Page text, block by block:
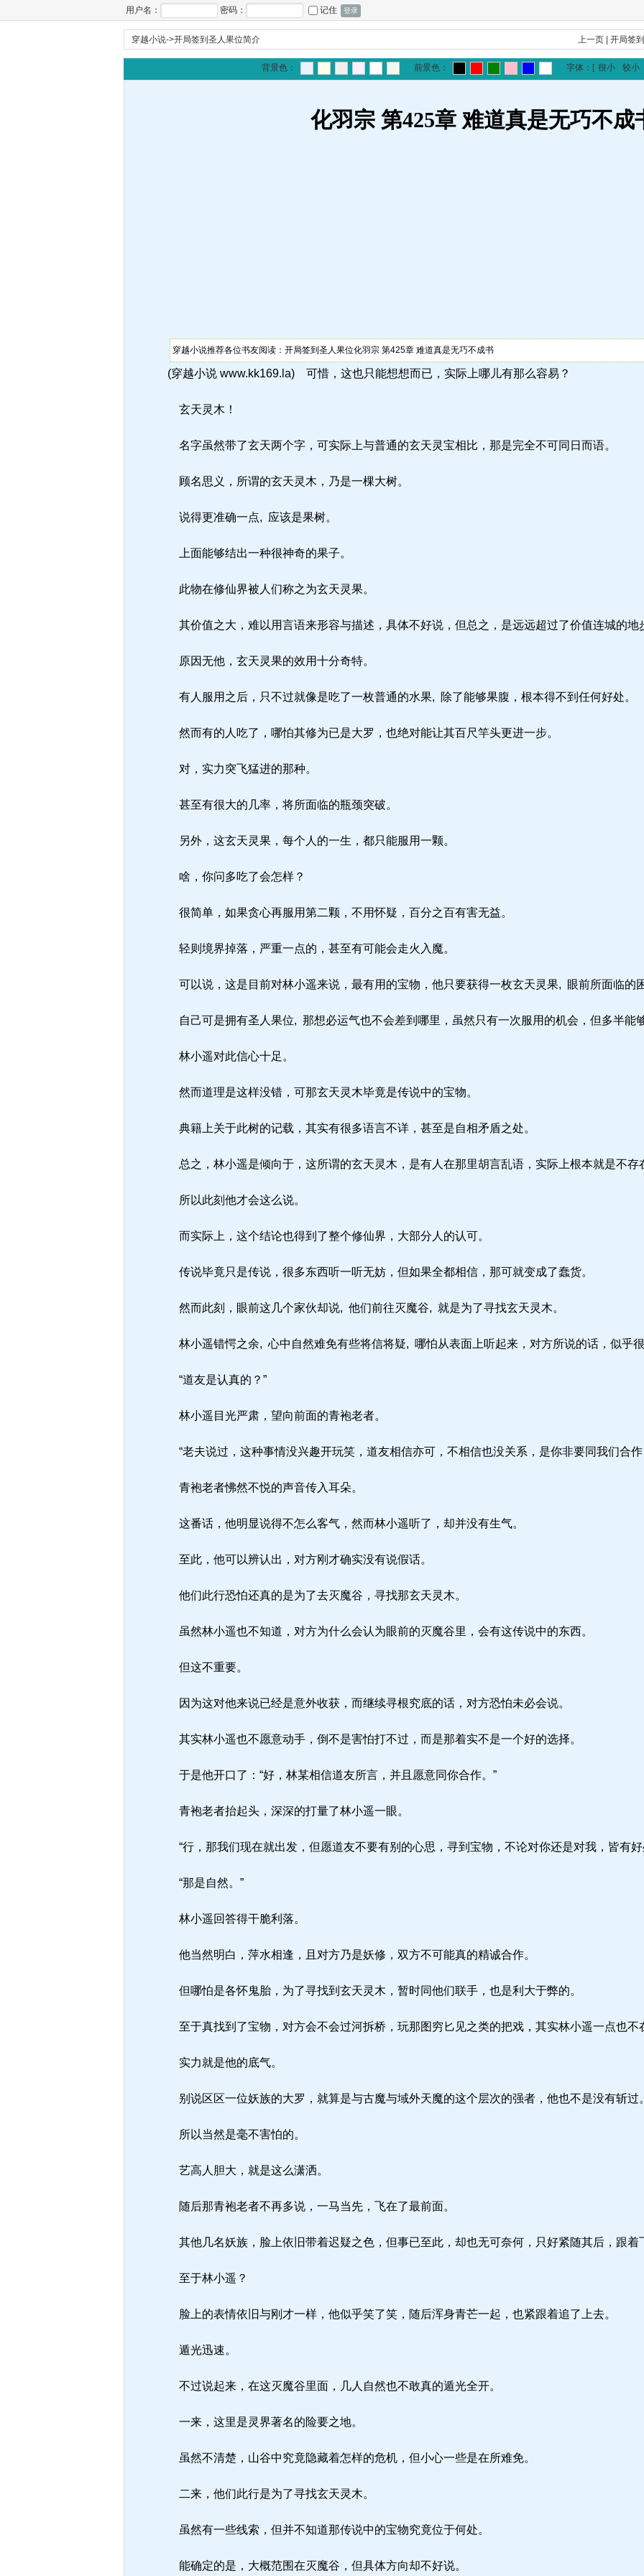
用户名： 密码： 记住
穿越小说->开局签到圣人果位简介 上一页 |开局签
背景色： 前景色： 字体： [ 很小 较小
化羽宗 第425章 难道真是无巧不成
穿越小说推荐各位书友阅读：开局签到圣人果位化羽宗 第425章 难道真是无巧不成书
(穿越小说 www.kk169.la) 可惜，这也只能想想而已，实际上哪儿有那么容易？
玄天灵木！
名字虽然带了玄天两个字，可实际上与普通的玄天灵宝相比，那是完全不可同日而语。
顾名思义，所谓的玄天灵木，乃是一棵大树。
说得更准确一点, 应该是果树。
上面能够结出一种很神奇的果子。
此物在修仙界被人们称之为玄天灵果。
其价值之大，难以用言语来形容与描述，具体不好说，但总之，是远远超过了价值连城的
原因无他，玄天灵果的效用十分奇特。
有人服用之后，只不过就像是吃了一枚普通的水果, 除了能够果腹，根本得不到任何好处。
然而有的人吃了，哪怕其修为已是大罗，也绝对能让其百尺竿头更进一步。
对，实力突飞猛进的那种。
甚至有很大的几率，将所面临的瓶颈突破。
另外，这玄天灵果，每个人的一生，都只能服用一颗。
啥，你问多吃了会怎样？
很简单，如果贪心再服用第二颗，不用怀疑，百分之百有害无益。
轻则境界掉落，严重一点的，甚至有可能会走火入魔。
可以说，这是目前对林小遥来说，最有用的宝物，他只要获得一枚玄天灵果, 眼前所面临的
自己可是拥有圣人果位, 那想必运气也不会差到哪里，虽然只有一次服用的机会，但多半
林小遥对此信心十足。
然而道理是这样没错，可那玄天灵木毕竟是传说中的宝物。
典籍上关于此树的记载，其实有很多语言不详，甚至是自相矛盾之处。
总之，林小遥是倾向于，这所谓的玄天灵木，是有人在那里胡言乱语，实际上根本就是不存
所以此刻他才会这么说。
而实际上，这个结论也得到了整个修仙界，大部分人的认可。
传说毕竟只是传说，很多东西听一听无妨，但如果全都相信，那可就变成了蠢货。
然而此刻，眼前这几个家伙却说, 他们前往灭魔谷, 就是为了寻找玄天灵木。
林小遥错愕之余, 心中自然难免有些将信将疑, 哪怕从表面上听起来，对方所说的话，似乎
“道友是认真的？”
林小遥目光严肃，望向前面的青袍老者。
“老夫说过，这种事情没兴趣开玩笑，道友相信亦可，不相信也没关系，是你非要同我们合
青袍老者怫然不悦的声音传入耳朵。
这番话，他明显说得不怎么客气，然而林小遥听了，却并没有生气。
至此，他可以辨认出，对方刚才确实没有说假话。
他们此行恐怕还真的是为了去灭魔谷，寻找那玄天灵木。
虽然林小遥也不知道，对方为什么会认为眼前的灭魔谷里，会有这传说中的东西。
但这不重要。
因为这对他来说已经是意外收获，而继续寻根究底的话，对方恐怕未必会说。
其实林小遥也不愿意动手，倒不是害怕打不过，而是那着实不是一个好的选择。
于是他开口了：“好，林某相信道友所言，并且愿意同你合作。”
青袍老者抬起头，深深的打量了林小遥一眼。
“行，那我们现在就出发，但愿道友不要有别的心思，寻到宝物，不论对你还是对我，皆有好
“那是自然。”
林小遥回答得干脆利落。
他当然明白，萍水相逢，且对方乃是妖修，双方不可能真的精诚合作。
但哪怕是各怀鬼胎，为了寻找到玄天灵木，暂时同他们联手，也是利大于弊的。
至于真找到了宝物，对方会不会过河拆桥，玩那图穷匕见之类的把戏，其实林小遥一点也不
实力就是他的底气。
别说区区一位妖族的大罗，就算是与古魔与域外天魔的这个层次的强者，他也不是没有斩过
所以当然是毫不害怕的。
艺高人胆大，就是这么潇洒。
随后那青袍老者不再多说，一马当先，飞在了最前面。
其他几名妖族，脸上依旧带着迟疑之色，但事已至此，却也无可奈何，只好紧随其后，跟着
至于林小遥？
脸上的表情依旧与刚才一样，他似乎笑了笑，随后浑身青芒一起，也紧跟着追了上去。
遁光迅速。
不过说起来，在这灭魔谷里面，几人自然也不敢真的遁光全开。
一来，这里是灵界著名的险要之地。
虽然不清楚，山谷中究竟隐藏着怎样的危机，但小心一些是在所难免。
二来，他们此行是为了寻找玄天灵木。
虽然有一些线索，但并不知道那传说中的宝物究竟位于何处。
能确定的是，大概范围在灭魔谷，但具体方向却不好说。